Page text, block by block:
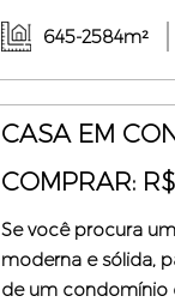
Junqueira corretor
645-2584m²
CASA EM
COMPRAR:
Se você procura
moderna e sólida,
de um condomínio